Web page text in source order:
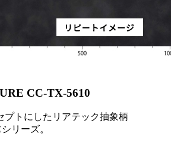
CC-TX-5610
プトにしたリアテック抽象柄
リーズ。